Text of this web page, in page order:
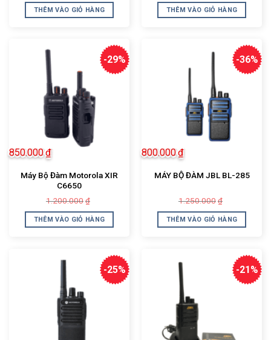
là:
1.500.000₫.
tại
là:
THÊM VÀO GIỎ HÀNG
là:
900.000₫.
tại
là:
THÊM VÀO GIỎ HÀNG
-29%
Máy Bộ Đàm Motorola XIR
C6650
1.200.000 ₫
là:
1.200.000₫.
850.000₫
tại
là:
THÊM VÀO GIỎ HÀNG
-36%
MÁY BỘ ĐÀM JBL BL-285
1.250.000 ₫
là:
1.250.000₫.
800.000₫
tại
là:
THÊM VÀO GIỎ HÀNG
-25% -21%